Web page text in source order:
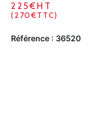
225€HT
(270€TTC)
Référence : 36520